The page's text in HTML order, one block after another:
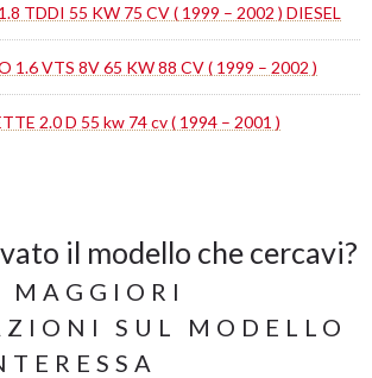
TDDI 55 KW 75 CV ( 1999 – 2002 ) DIESEL
1.6 VTS 8V 65 KW 88 CV ( 1999 – 2002 )
2.0 D 55 kw 74 cv ( 1994 – 2001 )
il modello che cercavi?
SUL MODELLO